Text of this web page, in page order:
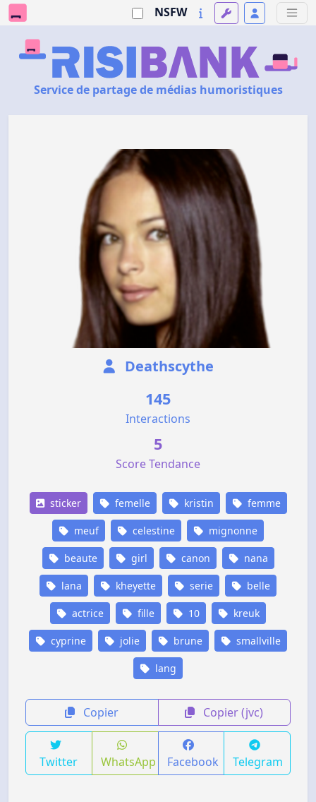
NSFW
Service de partage de médias humoristiques
Deathscythe
145
Interactions
5
Score Tendance
sticker femelle kristin femme
meuf celestine mignonne
beaute girl canon nana
lana kheyette serie belle
actrice fille 10 kreuk
cyprine jolie brune smallville
lang
Copier Copier (jvc)
Twitter WhatsApp Facebook Telegram